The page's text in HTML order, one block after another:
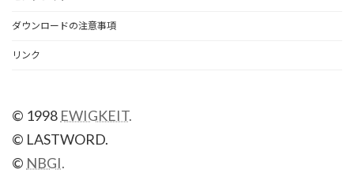
ダウンロードの注意事項
リンク
© 1998 EWIGKEIT.
© LASTWORD.
© NBGI.